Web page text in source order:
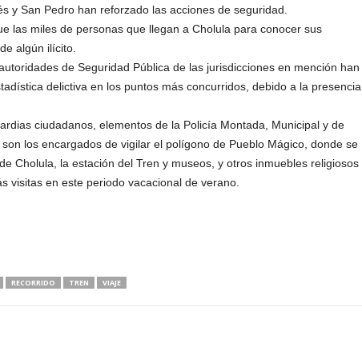
y San Pedro han reforzado las acciones de seguridad.
las miles de personas que llegan a Cholula para conocer sus
algún ilícito.
de Seguridad Pública de las jurisdicciones en mención han
delictiva en los puntos más concurridos, debido a la presencia
ciudadanos, elementos de la Policía Montada, Municipal y de
los encargados de vigilar el polígono de Pueblo Mágico, donde se
Cholula, la estación del Tren y museos, y otros inmuebles religiosos
visitas en este periodo vacacional de verano.
RECORRIDO TREN VIAJE